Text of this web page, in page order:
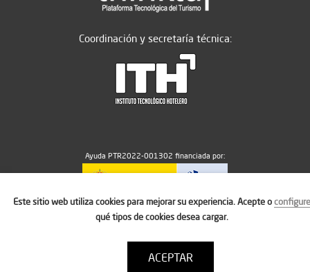
Coordinación y secretaría técnica:
Ayuda PTR2022-001302 financiada por:
MICIU/AEI/10.13039/501100011033
Política de cookies Condiciones de uso
Este sitio web utiliza cookies para mejorar su experiencia. Acepte oconfigure
qué tipos de cookies desea cargar.
ACEPTAR